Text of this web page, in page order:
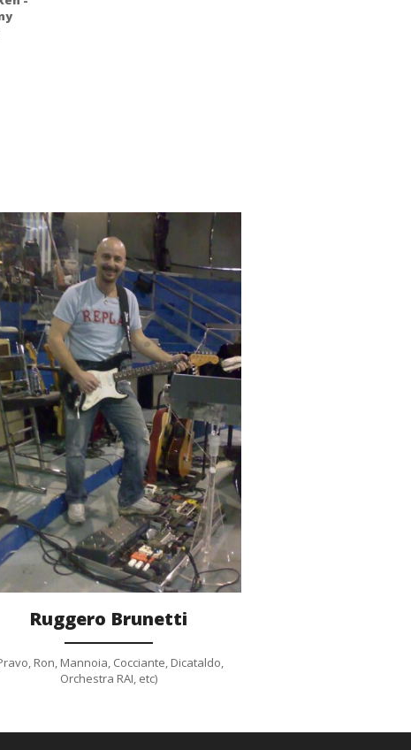
Gallery
Ruggero Brunetti
Ron, Mannoia, Cocciante, Dicataldo,
Orchestra RAI, etc)